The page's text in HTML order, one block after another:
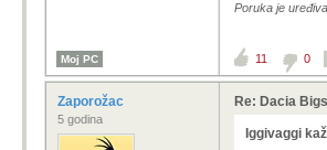
Poruka je
Moj PC 11 0
Zaporožac
5 godina
Re: Dacia
Iggivaggi